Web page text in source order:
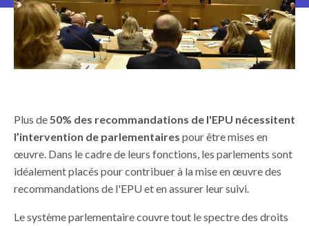
Plus de 50% des recommandations de l'EPU nécessitent
l’intervention de parlementaires pour être mises en
œuvre. Dans le cadre de leurs fonctions, les parlements sont
idéalement placés pour contribuer à la mise en œuvre des
recommandations de l'EPU et en assurer leur suivi.
Le système parlementaire couvre tout le spectre des droits